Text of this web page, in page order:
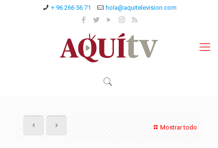
+ 96 266 56 71 hola@aquitelevision.com
Mostrar todo